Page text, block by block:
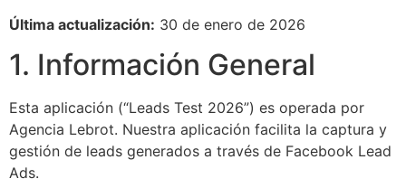
Última actualización: 30 de enero de 2026
1. Información General
Esta aplicación (“Leads Test 2026”) es operada por
Agencia Lebrot. Nuestra aplicación facilita la captura y
gestión de leads generados a través de Facebook Lead
Ads.